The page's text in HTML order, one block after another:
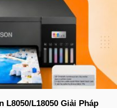
L8050/L18050 Giải Pháp